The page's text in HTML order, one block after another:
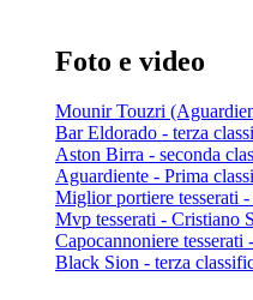
Foto e video
Mounir Touzri
Bar Eldorado - terza
Aston Birra - seconda
Aguardiente - Prima
Miglior portiere tesserati
Mvp tesserati - Cristiano
Capocannoniere tesserati
Black Sion - terza